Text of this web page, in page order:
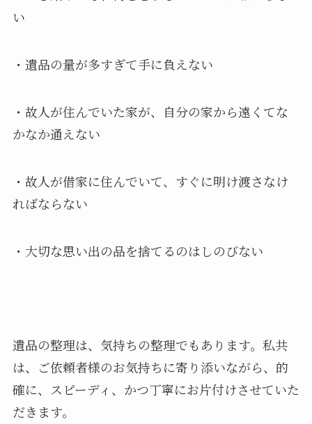
い
・遺品の量が多すぎて手に負えない
・故人が住んでいた家が、自分の家から遠くてな
かなか通えない
・故人が借家に住んでいて、すぐに明け渡さなけ
ればならない
・大切な思い出の品を捨てるのはしのびない
遺品の整理は、気持ちの整理でもあります。私共
は、ご依頼者様のお気持ちに寄り添いながら、的
確に、スピーディ、かつ丁寧にお片付けさせていた
だきます。